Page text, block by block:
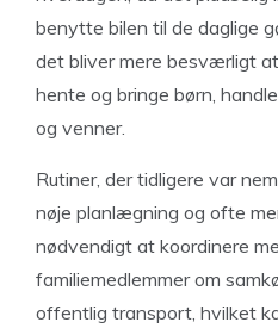
benytte bilen til de daglige
det bliver mere besværligt
hente og bringe børn,
og venner.
Rutiner, der tidligere var
nøje planlægning og ofte
nødvendigt at koordinere
familiemedlemmer om
offentlig transport, hvilket